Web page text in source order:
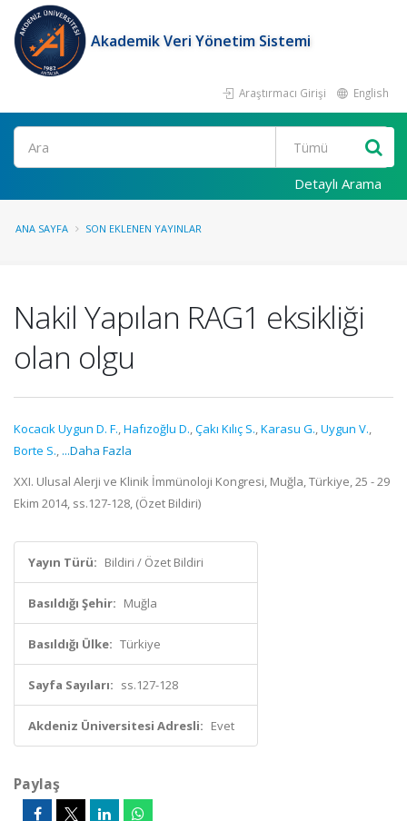
Akademik Veri Yönetim Sistemi
Araştırmacı Girişi English
Ara
Detaylı Arama
ANA SAYFA SON EKLENEN YAYINLAR
Nakil Yapılan RAG1 eksikliği
olan olgu
Kocacık Uygun D. F.,Hafızoğlu D.,Çakı Kılıç S.,Karasu G.,Uygun V.,
Borte S., ...Daha Fazla
XXI. Ulusal Alerji ve Klinik İmmünoloji Kongresi, Muğla, Türkiye, 25 - 29
Ekim 2014, ss.127-128, (Özet Bildiri)
Yayın Türü: Bildiri / Özet Bildiri
Basıldığı Şehir: Muğla
Basıldığı Ülke: Türkiye
Sayfa Sayıları: ss.127-128
Akdeniz Üniversitesi Adresli: Evet
Paylaş